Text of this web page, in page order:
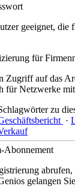
geeignet, die
für
Zugriff auf das
für Netzwerke
zu
·
Abonnement
gelangen Sie